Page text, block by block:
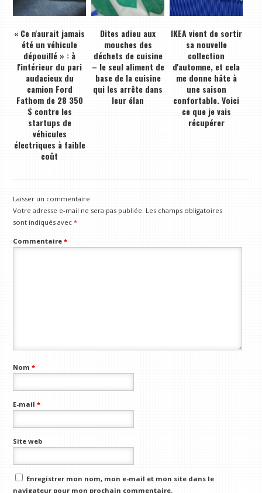
« Ce n'aurait jamais
été un véhicule
dépouillé » : à
l'intérieur du pari
audacieux du
camion Ford
Fathom de 28 350
$ contre les
startups de
véhicules
électriques à faible
coût
Dites adieu aux
mouches des
déchets de cuisine
– le seul aliment de
base de la cuisine
qui les arrête dans
leur élan
IKEA vient de sortir
sa nouvelle
collection
d'automne, et cela
me donne hâte à
une saison
confortable. Voici
ce que je vais
récupérer
Laisser un commentaire
Votre adresse e-mail ne sera pas publiée. Les champs obligatoires
sont indiqués avec*
Commentaire*
Nom*
E-mail*
Site web
Enregistrer mon nom, mon e-mail et mon site dans le
navigateur pour mon prochain commentaire.